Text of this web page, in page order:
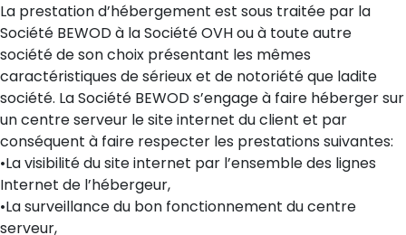
La prestation d’hébergement est sous traitée par la
Société BEWOD à la Société OVH ou à toute autre
société de son choix présentant les mêmes
caractéristiques de sérieux et de notoriété que ladite
société. La Société BEWOD s’engage à faire héberger sur
un centre serveur le site internet du client et par
conséquent à faire respecter les prestations suivantes:
•La visibilité du site internet par l’ensemble des lignes
Internet de l’hébergeur,
•La surveillance du bon fonctionnement du centre
serveur,